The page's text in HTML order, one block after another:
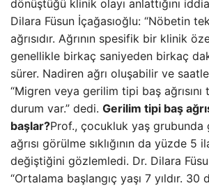
dönüştüğü klinik olayı anlattığını
Dilara Füsun İçağasıoğlu: “Nöbetin
ağrısıdır. Ağrının spesifik bir klinik
genellikle birkaç saniyeden birkaç
sürer. Nadiren ağrı oluşabilir ve
“Migren veya gerilim tipi baş
durum var.” dedi. Gerilim tipi baş
başlar?Prof., çocukluk yaş
ağrısı görülme sıklığının da yüzde 5
değiştiğini gözlemledi. Dr. Dilara
“Ortalama başlangıç ​​yaşı 7 yıldır.